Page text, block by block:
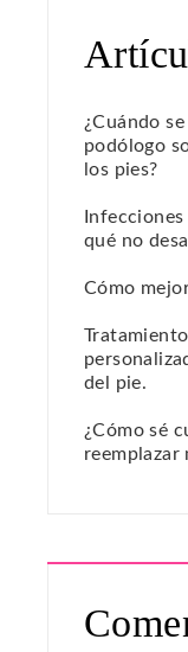
¿Cuándo
podólogo
los pies?
qué no
Cómo
del pie.
¿Cómo sé
reemplazar